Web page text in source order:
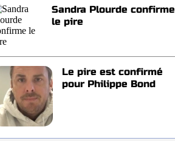
Sandra Plourde confirme
le pire
Le pire est confirmé
pour Philippe Bond